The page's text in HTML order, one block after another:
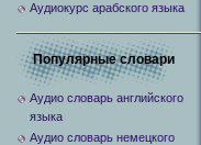
Аудиокурс арабского языка
Популярные словари
Аудио словарь английского
языка
Аудио словарь немецкого